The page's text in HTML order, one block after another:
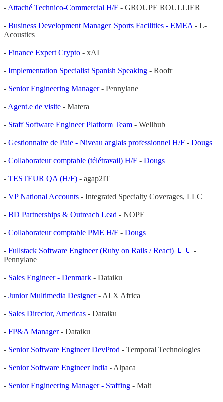
- Attaché Technico-Commercial H/F - GROUPE ROULLIER
- Business Development Manager, Sports Facilities - EMEA - L-
Acoustics
- Finance Expert Crypto - xAI
- Implementation Specialist Spanish Speaking - Roofr
- Senior Engineering Manager- Pennylane
- Agent.e de visite - Matera
- Staff Software Engineer Platform Team - Wellhub
- Gestionnaire de Paie - Niveau anglais professionnel H/F - Dougs
- Collaborateur comptable (télétravail) H/F - Dougs
- TESTEUR QA (H/F) - agap2IT
- VP National Accounts - Integrated Specialty Coverages, LLC
- BD Partnerships & Outreach Lead - NOPE
- Collaborateur comptable PME H/F - Dougs
- Fullstack Software Engineer (Ruby on Rails / React) 🇪🇺 -
Pennylane
- Sales Engineer - Denmark - Dataiku
- Junior Multimedia Designer- ALX Africa
- Sales Director, Americas - Dataiku
- FP&A Manager- Dataiku
- Senior Software Engineer DevProd - Temporal Technologies
- Senior Software Engineer India - Alpaca
- Senior Engineering Manager - Staffing - Malt